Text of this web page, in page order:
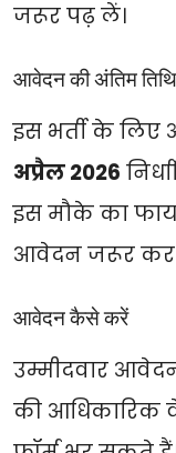
जरूर पढ़ लें।
आवेदन की अंतिम तिथि
इस भर्ती के
अप्रैल 2026
इस मौके का
आवेदन जरूर कर
आवेदन कैसे करें
उम्मीदवार
की आधिकारिक